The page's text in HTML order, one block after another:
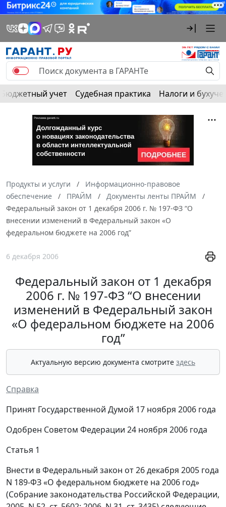
Бюджетный учет Судебная практика Налоги и
Продукты и услуги
Информационно-правовое
обеспечение
ПРАЙМ
Документы ленты ПРАЙМ
Федеральный закон от 1 декабря 2006 г. № 197-ФЗ “О
внесении изменений в Федеральный закон «О
федеральном бюджете на 2006 год”
6 декабря 2006
Федеральный закон от 1 декабря
2006 г. № 197-ФЗ “О внесении
изменений в Федеральный закон
«О федеральном бюджете на 2006
год”
Актуальную версию документа смотрите здесь
Справка
Принят Государственной Думой 17 ноября 2006 года
Одобрен Советом Федерации 24 ноября 2006 года
Статья 1
Внести в Федеральный закон от 26 декабря 2005 года
N 189-ФЗ «О федеральном бюджете на 2006 год»
(Собрание законодательства Российской Федерации,